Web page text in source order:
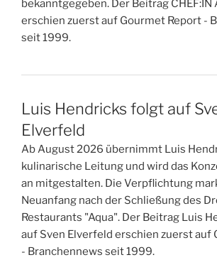
bekanntgegeben. Der Beitrag CHEF:IN
erschien zuerst auf Gourmet Report -
seit 1999.
Luis Hendricks folgt auf
Elverfeld
Ab August 2026 übernimmt Luis
kulinarische Leitung und wird das
an mitgestalten. Die Verpflichtung
Neuanfang nach der Schließung des
Restaurants "Aqua". Der Beitrag Luis
auf Sven Elverfeld erschien zuerst auf
- Branchennews seit 1999.